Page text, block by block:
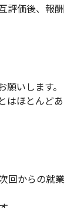
評価後、報酬
いします。
はほとんどあ
回からの就業